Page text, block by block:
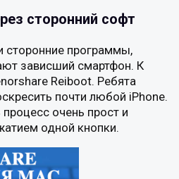
сторонний софт
сторонние программы,
зависший смартфон. К
Reiboot. Ребята
почти любой iPhone.
очень прост и
одной кнопки.